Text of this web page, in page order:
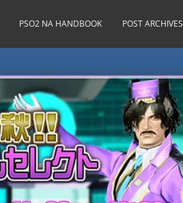
PSO2 NA HANDBOOK POST ARCHIVES